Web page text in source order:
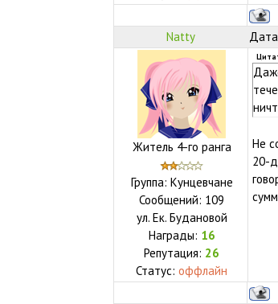
Natty
Житель 4-го ранга
Группа: Кунцевчане
Сообщений: 109
ул. Ек. Будановой
Награды: 16
Репутация: 26
Статус:оффлайн
Не
20-